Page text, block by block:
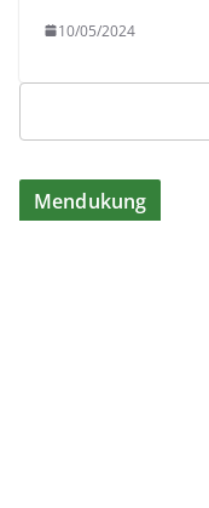
10/05/2024
Mendukung